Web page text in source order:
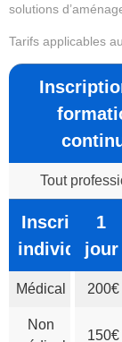
solutions
Tarifs applicables
Tout
Inscription
individuelle
1
jour
Médical 200€
Non
150€